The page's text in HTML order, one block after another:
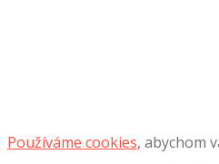
Používáme cookies, abychom